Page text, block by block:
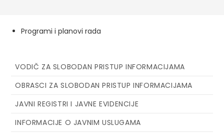
Programi i planovi rada
VODIČ ZA SLOBODAN PRISTUP INFORMACIJAMA
OBRASCI ZA SLOBODAN PRISTUP INFORMACIJAMA
JAVNI REGISTRI I JAVNE EVIDENCIJE
INFORMACIJE O JAVNIM USLUGAMA